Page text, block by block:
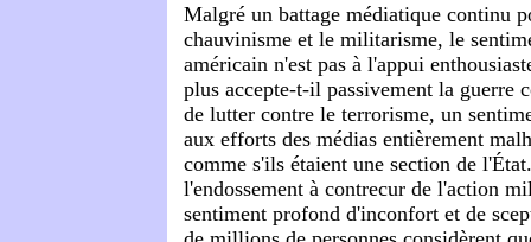
Malgré un battage médiatique continu
chauvinisme et le militarisme, le
américain n'est pas à l'appui
plus accepte-t-il passivement la guerre
de lutter contre le terrorisme, un
aux efforts des médias entièrement
comme s'ils étaient une section de
l'endossement à contrecur de l'action
sentiment profond d'inconfort et de